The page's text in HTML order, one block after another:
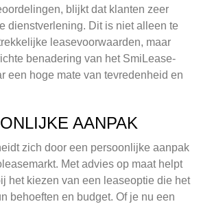
blijkt dat klanten zeer
dienstverlening. Dit is niet alleen te
leasevoorwaarden, maar
benadering van het SmiLease-
een hoge mate van tevredenheid en
AANPAK
zich door een persoonlijke aanpak
Met advies op maat helpt
het kiezen van een leaseoptie die het
behoeften en budget. Of je nu een